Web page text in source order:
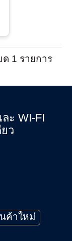
1 รายการ
ะ WI-FI
ว
ค้าใหม่